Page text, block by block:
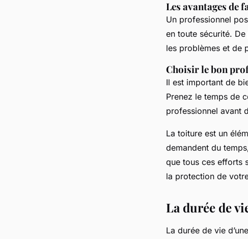
Les avantages de
Un professionnel
en toute sécurité.
les problèmes et de
Choisir le bon
Il est important de
Prenez le temps de
professionnel avant
La toiture est un
demandent du
que tous ces efforts
la protection de
La durée de
La durée de vie